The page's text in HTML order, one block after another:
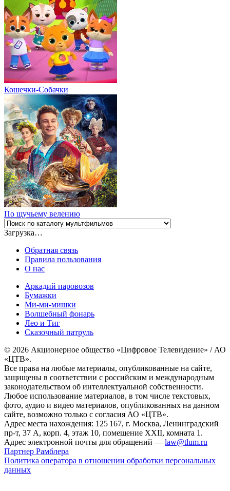
Кошечки-Собачки
По щучьему велению
Загрузка…
Обратная связь
Правила пользования
О нас
Аркадий паровозов
Бумажки
Ми-ми-мишки
Волшебный фонарь
Лео и Тиг
Сказочный патруль
© 2026 Акционерное общество «Цифровое Телевидение» / АО
«ЦТВ».
Все права на любые материалы, опубликованные на сайте,
защищены в соответствии с российским и международным
законодательством об интеллектуальной собственности.
Любое использование материалов, в том числе текстовых,
фото, аудио и видео материалов, опубликованных на данном
сайте, возможно только с согласия АО «ЦТВ».
Адрес места нахождения: 125 167, г. Москва, Ленинградский
пр-т, 37 А, корп. 4, этаж 10, помещение XXII, комната 1.
Адрес электронной почты для обращений — law@tlum.ru
Партнер Рамблера
Политика оператора в отношении обработки персональных
данных